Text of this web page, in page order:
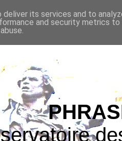
its services and to
and security metrics